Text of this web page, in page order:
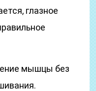
глазное
мышцы без